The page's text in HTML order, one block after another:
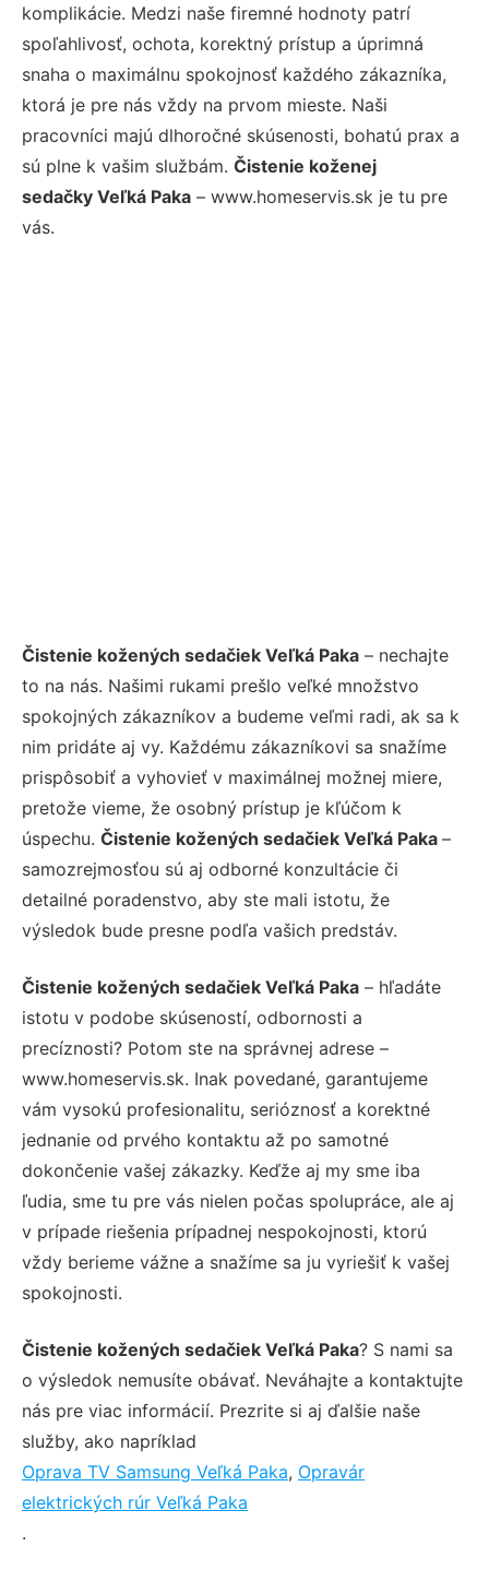
komplikácie. Medzi naše firemné hodnoty patrí
spoľahlivosť, ochota, korektný prístup a úprimná
snaha o maximálnu spokojnosť každého zákazníka,
ktorá je pre nás vždy na prvom mieste. Naši
pracovníci majú dlhoročné skúsenosti, bohatú prax a
sú plne k vašim službám. Čistenie koženej
sedačky Veľká Paka – www.homeservis.sk je tu pre
vás.
Čistenie kožených sedačiek Veľká Paka – nechajte
to na nás. Našimi rukami prešlo veľké množstvo
spokojných zákazníkov a budeme veľmi radi, ak sa k
nim pridáte aj vy. Každému zákazníkovi sa snažíme
prispôsobiť a vyhovieť v maximálnej možnej miere,
pretože vieme, že osobný prístup je kľúčom k
úspechu. Čistenie kožených sedačiek Veľká Paka –
samozrejmosťou sú aj odborné konzultácie či
detailné poradenstvo, aby ste mali istotu, že
výsledok bude presne podľa vašich predstáv.
Čistenie kožených sedačiek Veľká Paka – hľadáte
istotu v podobe skúseností, odbornosti a
precíznosti? Potom ste na správnej adrese –
www.homeservis.sk. Inak povedané, garantujeme
vám vysokú profesionalitu, serióznosť a korektné
jednanie od prvého kontaktu až po samotné
dokončenie vašej zákazky. Keďže aj my sme iba
ľudia, sme tu pre vás nielen počas spolupráce, ale aj
v prípade riešenia prípadnej nespokojnosti, ktorú
vždy berieme vážne a snažíme sa ju vyriešiť k vašej
spokojnosti.
Čistenie kožených sedačiek Veľká Paka? S nami sa
o výsledok nemusíte obávať. Neváhajte a kontaktujte
nás pre viac informácií. Prezrite si aj ďalšie naše
služby, ako napríklad
Oprava TV Samsung Veľká Paka, Opravár
elektrických rúr Veľká Paka
.